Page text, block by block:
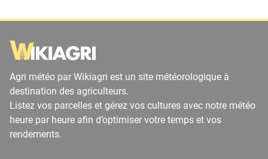
Agri météo par Wikiagri est un site météorologique à
destination des agriculteurs.
Listez vos parcelles et gérez vos cultures avec notre météo
heure par heure afin d’optimiser votre temps et vos
rendements.